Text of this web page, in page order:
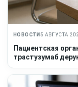
НОВОСТИ 5 АВГУСТА
Пациентская
трастузумаб